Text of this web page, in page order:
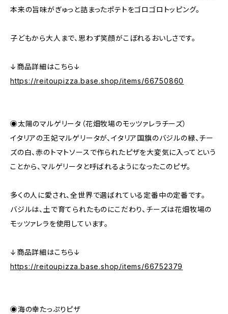
本来の旨味がぎゅっと詰まったポテトをゴロゴロトッピング。
子どもから大人まで、思わず笑顔がこぼれるおいしさです。
↓商品詳細はこちら↓
https://reitoupizza.base.shop/items/66750860
◉太陽のマルゲリータ（花畑牧場のモッツァレラチーズ）
イタリアの王妃マルゲリータが、イタリア国旗のバジルの緑、チー
ズの白、赤のトマトソースで作られたピザを大変気に入ってという
ことから、マルゲリータと呼ばれるようになったこのピザ。
多くの人に愛され、全世界で選ばれている定番中の定番です。
バジルは、土で育てられたものにこだわり、チーズは花畑牧場の
モッツァレラを使用しています。
↓商品詳細はこちら↓
https://reitoupizza.base.shop/items/66752379
◉海の幸たっぷりピザ